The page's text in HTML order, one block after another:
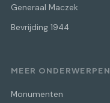
Generaal Maczek
Bevrijding 1944
MEER ONDERWERPEN
Monumenten